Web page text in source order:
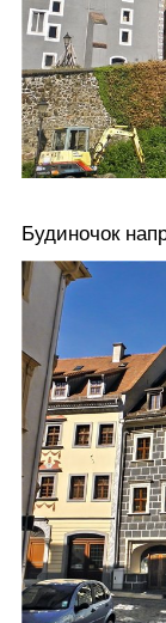
Будиночок